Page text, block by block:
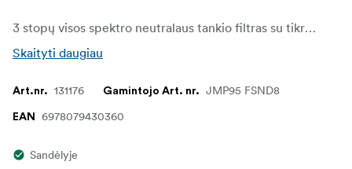
3 stopų visos spektro neutralaus tankio filtras su tikrojo spalvų perdavimo savybėmis. „NiSi“ JETMAG filtrai sukurti fotografams ir videografams, kuriems kiekviename kadre svarbus greitis, stabilumas ir universalumas. Dėl unikalios magnetinės konstrukcijos šiuos filtrus galima greitai ir patikimai keisti, todėl kūrėjai gali lengvai prisitaikyti prie besikeičiančių apšvietimo ir fotografavimo sąlygų.
Skaityti daugiau
Art.nr. 131176 Gamintojo Art. nr. JMP95 FSND8
EAN 6978079430360
Sandėlyje